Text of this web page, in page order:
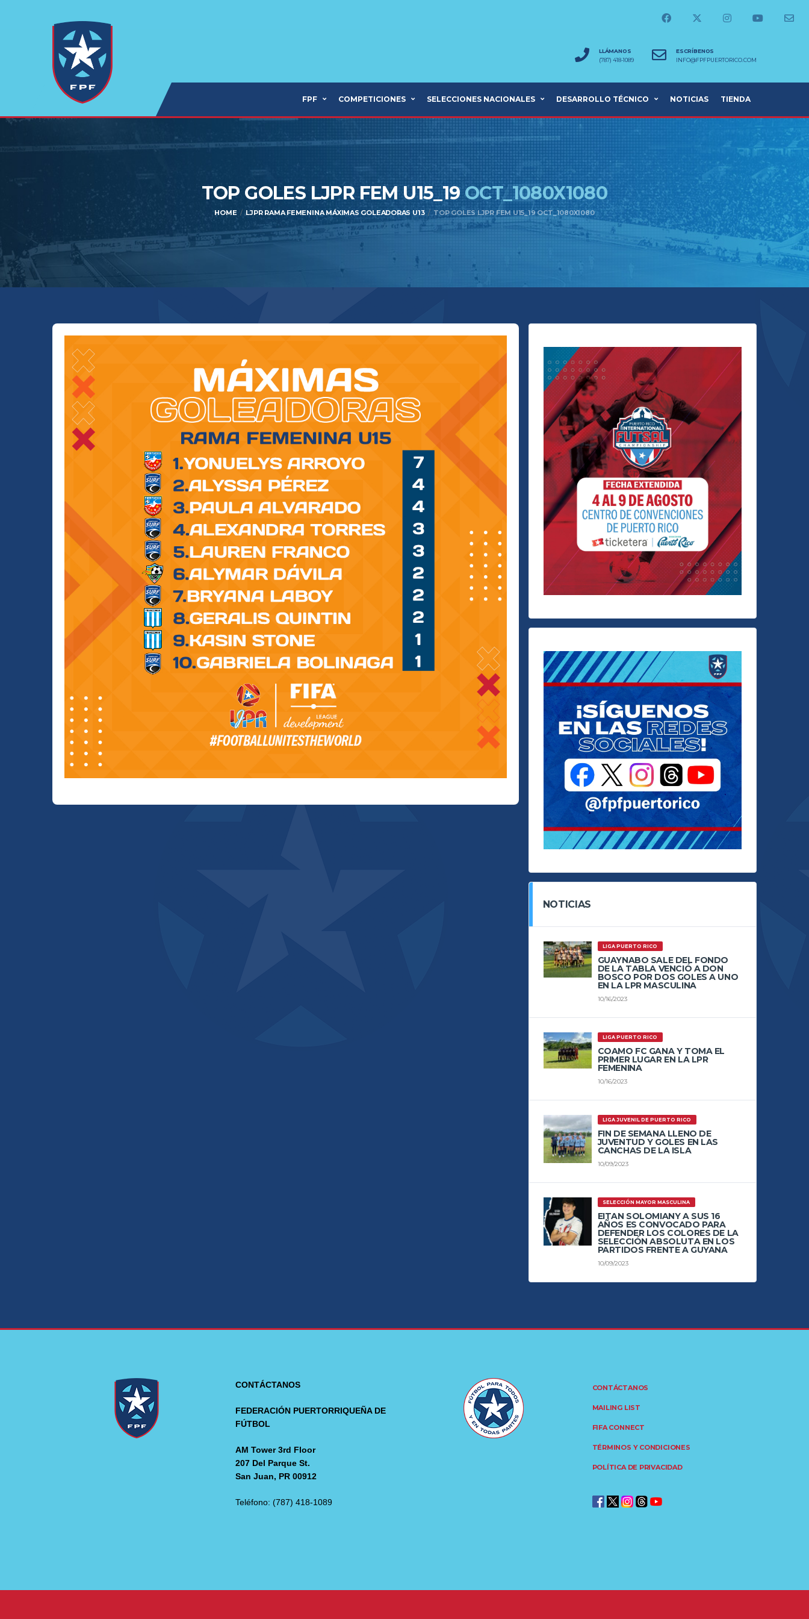
LLÁMANOS
(787) 418-1089
ESCRÍBENOS
INFO@FPFPUERTORICO.COM
FPF COMPETICIONES SELECCIONES NACIONALES DESARROLLO TÉCNICO NOTICIAS TIENDA
TOP GOLES LJPR FEM U15_19OCT_1080X1080
HOME LJPR RAMA FEMENINA MÁXIMAS GOLEADORAS U13 TOP GOLES LJPR FEM U15_19 OCT_1080X1080
NOTICIAS
LIGA PUERTO RICO
GUAYNABO SALE DEL FONDO
DE LA TABLA VENCIÓ A DON
BOSCO POR DOS GOLES A UNO
EN LA LPR MASCULINA
10/16/2023
LIGA PUERTO RICO
COAMO FC GANA Y TOMA EL
PRIMER LUGAR EN LA LPR
FEMENINA
10/16/2023
LIGA JUVENIL DE PUERTO RICO
FIN DE SEMANA LLENO DE
JUVENTUD Y GOLES EN LAS
CANCHAS DE LA ISLA
10/09/2023
SELECCIÓN MAYOR MASCULINA
EITAN SOLOMIANY A SUS 16
AÑOS ES CONVOCADO PARA
DEFENDER LOS COLORES DE LA
SELECCIÓN ABSOLUTA EN LOS
PARTIDOS FRENTE A GUYANA
10/09/2023
CONTÁCTANOS
FEDERACIÓN PUERTORRIQUEÑA DE
FÚTBOL
AM Tower 3rd Floor
207 Del Parque St.
San Juan, PR 00912
Teléfono: (787) 418-1089
CONTÁCTANOS
MAILING LIST
FIFA CONNECT
TÉRMINOS Y CONDICIONES
POLÍTICA DE PRIVACIDAD